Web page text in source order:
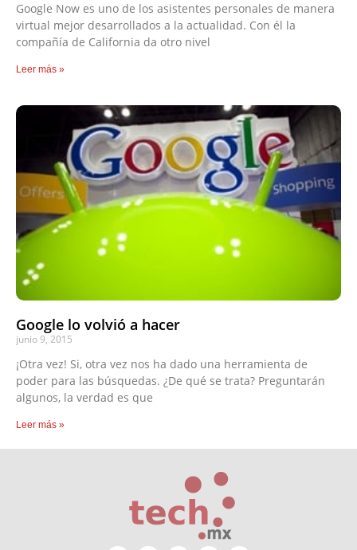
Google Now es uno de los asistentes personales de manera
virtual mejor desarrollados a la actualidad. Con él la
compañía de California da otro nivel
Leer más »
Google lo volvió a hacer
junio 9, 2015
¡Otra vez! Si, otra vez nos ha dado una herramienta de
poder para las búsquedas. ¿De qué se trata? Preguntarán
algunos, la verdad es que
Leer más »